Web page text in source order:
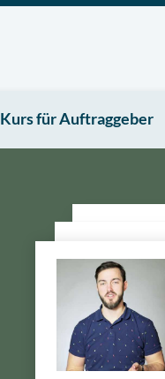
Kurs für Auftraggeber